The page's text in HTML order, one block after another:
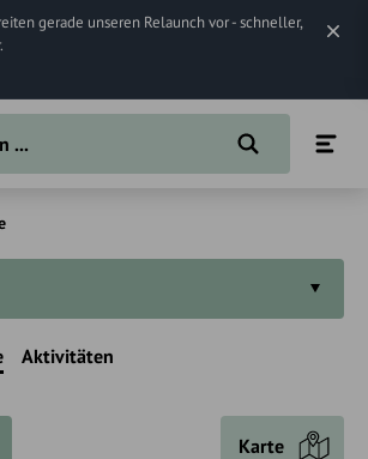
gerade unseren Relaunch vor - schneller,
Aktivitäten
Karte